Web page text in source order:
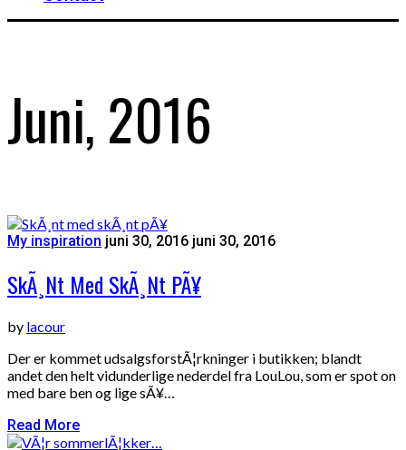
Juni, 2016
My inspiration juni 30, 2016 juni 30, 2016
SkÃ¸nt Med SkÃ¸nt PÃ¥
by lacour
Der er kommet udsalgsforstÃ¦rkninger i butikken; blandt
andet den helt vidunderlige nederdel fra LouLou, som er spot on
med bare ben og lige sÃ¥…
Read More